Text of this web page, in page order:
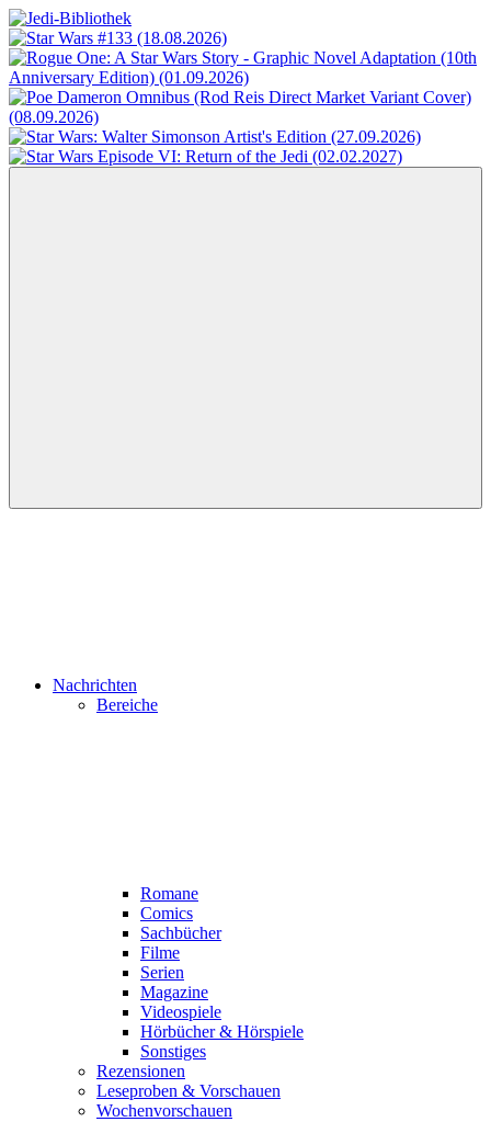
Zum
Inhalt
springen
Jedi-
Bibliothek
Das
Portal
für
Star
Wars-
Literatur
Nachrichten
Bereiche
Romane
Comics
Sachbücher
Filme
Serien
Magazine
Videospiele
Hörbücher & Hörspiele
Sonstiges
Rezensionen
Leseproben & Vorschauen
Wochenvorschauen